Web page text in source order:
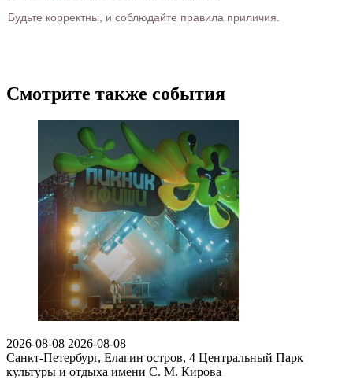
Будьте корректны, и соблюдайте правила приличия.
Смотрите также события
2026-08-08 2026-08-08
Санкт-Петербург, Елагин остров, 4 Центральный Парк
культуры и отдыха имени С. М. Кирова